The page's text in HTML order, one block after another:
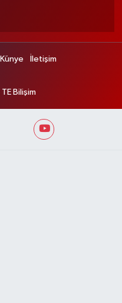
Künye İletişim
TE Bilişim